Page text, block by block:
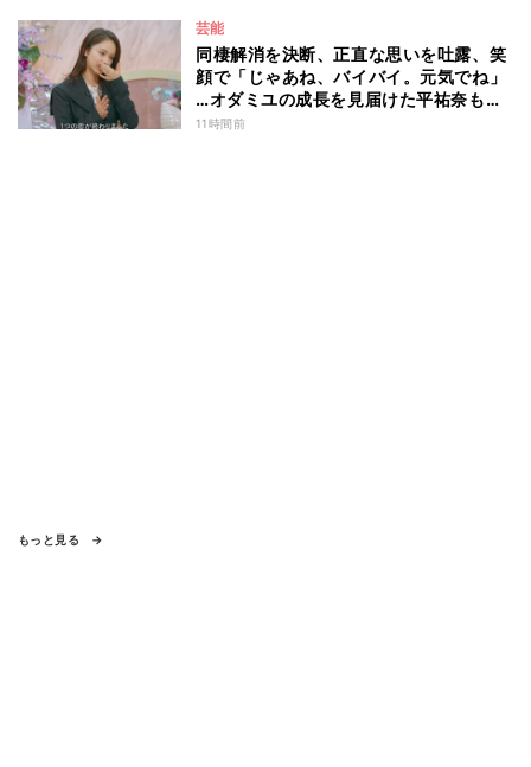
芸能
同棲解消を決断、正直な思いを吐露、笑
顔で「じゃあね、バイバイ。元気でね」
…オダミユの成長を見届けた平祐奈も思
わず涙 『ガールオアレディ3』
11時間前
もっと見る